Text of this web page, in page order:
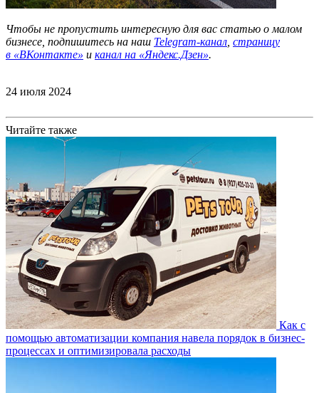
Чтобы не пропустить интересную для вас статью о малом
бизнесе, подпишитесь на наш Telegram-канал страницу
в «ВКонтакте» и канал на «Яндекс.Дзен».
24 июля 2024
Читайте также
Как с
помощью автоматизации компания навела порядок в бизнес-
процессах и оптимизировала расходы